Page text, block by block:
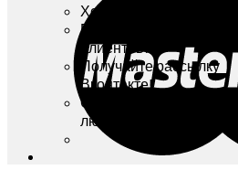
Хотите бонусы и скидки?
Вступайте в Клуб
Клиентов!
Получайте рассылку
Вконтакте!
Отписаться можно в
любой момент!